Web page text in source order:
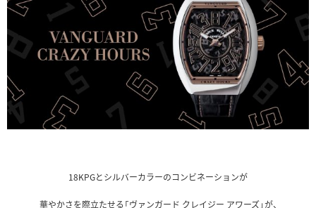
18KPGとシルバーカラーのコンビネーションが
華やかさを際立たせる「ヴァンガード クレイジー アワーズ」が、